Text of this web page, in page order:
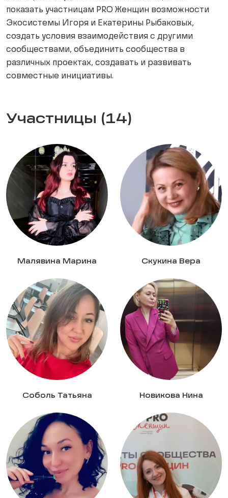
показать участницам PRO Женщин возможности
Экосистемы Игоря и Екатерины Рыбаковых,
создать условия взаимодействия с другими
сообществами, объединить сообщества в
различных проектах, создавать и развивать
совместные инициативы.
Участницы (14)
Малявина Марина Скукина Вера
Соболь Татьяна Новикова Нина